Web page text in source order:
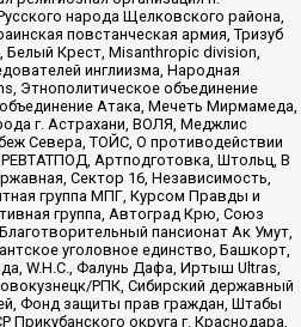
народа Щелковского района,
повстанческая армия, Тризуб
Крест, Misanthropic division,
инглиизма, Народная
Этнополитическое объединение
Атака, Мечеть Мирмамеда,
г. Астрахани, ВОЛЯ, Меджлис
Севера, ТОЙС, О противодействии
Артподготовка, Штольц, В
Сектор 16, Независимость,
группа МПГ, Курсом Правды и
группа, Автоград Крю, Союз
пансионат Ак Умут,
уголовное единство, Башкорт,
W.H.С., Фалунь Дафа, Иртыш Ultras,
РПК, Сибирский державный
Фонд защиты прав граждан, Штабы
округа г. Краснодара,